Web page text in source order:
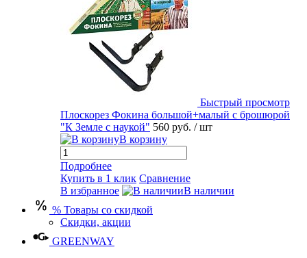
Быстрый просмотр
Плоскорез Фокина большой+малый с брошюрой
"К Земле с наукой" 560 руб. / шт
В корзину
Подробнее
Купить в 1 клик Сравнение
В избранное
В наличии
% Товары со скидкой
Скидки, акции
GREENWAY